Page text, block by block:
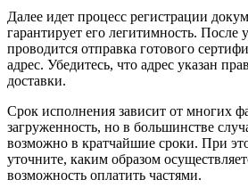
Далее идет процесс регистрации
гарантирует его легитимность. После
проводится отправка готового
адрес. Убедитесь, что адрес указан
доставки.
Срок исполнения зависит от многих
загруженность, но в большинстве
возможно в кратчайшие сроки. При
уточните, каким образом
возможность оплатить частями.